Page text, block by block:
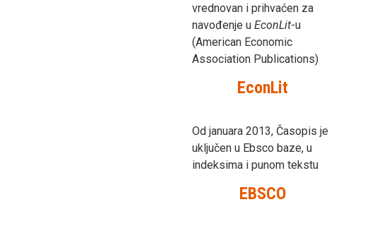
vrednovan i prihvaćen za
navođenje u EconLit-u
(American Economic
Association Publications)
EconLit
Od januara 2013, Časopis je
uključen u Ebsco baze, u
indeksima i punom tekstu
EBSCO